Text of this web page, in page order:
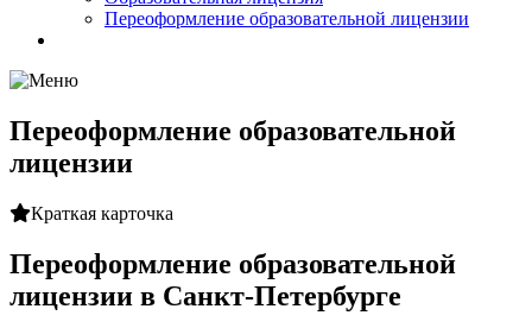
Переоформление образовательной лицензии
Переоформление образовательной
лицензии
Краткая карточка
Переоформление образовательной
лицензии в Санкт-Петербурге